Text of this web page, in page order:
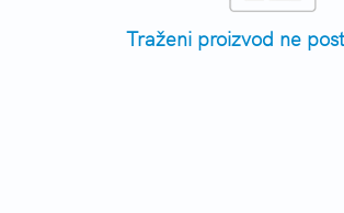
Traženi proizvod ne